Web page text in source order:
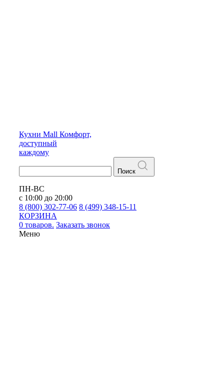
Кухни Mall Комфорт,
доступный
каждому
Поиск
ПН-ВС
с 10:00 до 20:00
8 (800) 302-77-06 8 (499) 348-15-11
КОРЗИНА
0 товаров. Заказать звонок
Меню